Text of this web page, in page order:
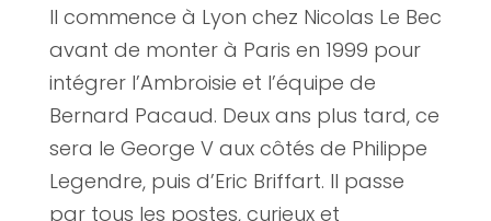
Il commence à Lyon chez Nicolas Le Bec
avant de monter à Paris en 1999 pour
intégrer l’Ambroisie et l’équipe de
Bernard Pacaud. Deux ans plus tard, ce
sera le George V aux côtés de Philippe
Legendre, puis d’Eric Briffart. Il passe
par tous les postes, curieux et